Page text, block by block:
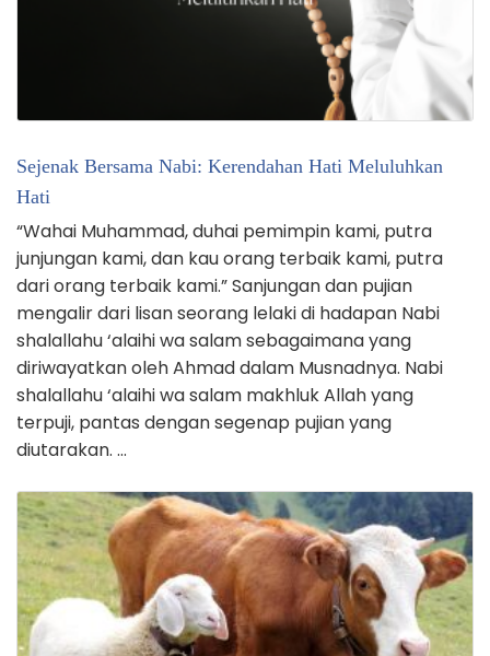
Sejenak Bersama Nabi: Kerendahan Hati Meluluhkan
Hati
“Wahai Muhammad, duhai pemimpin kami, putra
junjungan kami, dan kau orang terbaik kami, putra
dari orang terbaik kami.” Sanjungan dan pujian
mengalir dari lisan seorang lelaki di hadapan Nabi
shalallahu ‘alaihi wa salam sebagaimana yang
diriwayatkan oleh Ahmad dalam Musnadnya. Nabi
shalallahu ‘alaihi wa salam makhluk Allah yang
terpuji, pantas dengan segenap pujian yang
diutarakan. …